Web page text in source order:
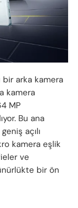
bir arka kamera
kamera
MP
Bu ana
açılı
kamera eşlik
ve
bir ön